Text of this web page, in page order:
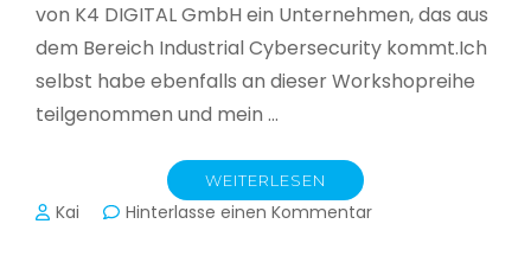
von K4 DIGITAL GmbH ein Unternehmen, das aus
dem Bereich Industrial Cybersecurity kommt.Ich
selbst habe ebenfalls an dieser Workshopreihe
teilgenommen und mein …
WEITERLESEN
Kai Hinterlasse einen Kommentarzu